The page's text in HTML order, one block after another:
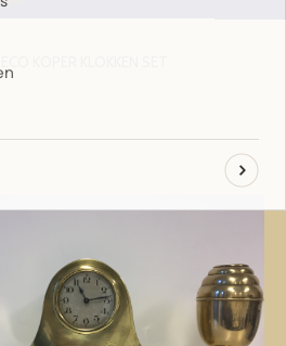
KOPER KLOKKEN SET